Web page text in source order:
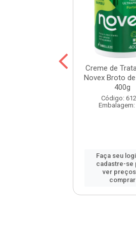
Creme de
Novex Broto
400g
Código:
Embalagem:
Faça seu
cadastre-se
ver
comprar